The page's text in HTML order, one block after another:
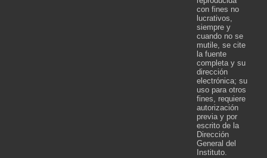
con fines no
lucrativos,
siempre y
cuando no se
mutile, se cite
la fuente
completa y su
dirección
electrónica; su
uso para otros
fines, requiere
autorización
previa y por
escrito de la
Dirección
General del
Instituto.